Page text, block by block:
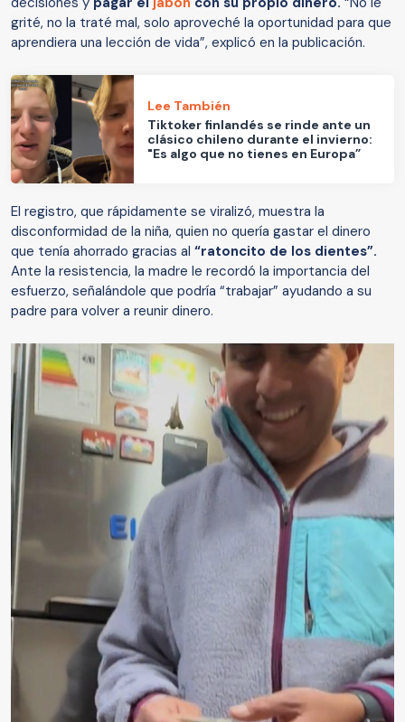
grité, no la traté mal, solo aproveché la oportunidad para que
aprendiera una lección de vida”, explicó en la publicación.
Lee También
Tiktoker finlandés se rinde ante un
clásico chileno durante el invierno:
"Es algo que no tienes en Europa”
El registro, que rápidamente se viralizó, muestra la
disconformidad de la niña, quien no quería gastar el dinero
que tenía ahorrado gracias al “ratoncito de los dientes”.
Ante la resistencia, la madre le recordó la importancia del
esfuerzo, señalándole que podría “trabajar” ayudando a su
padre para volver a reunir dinero.